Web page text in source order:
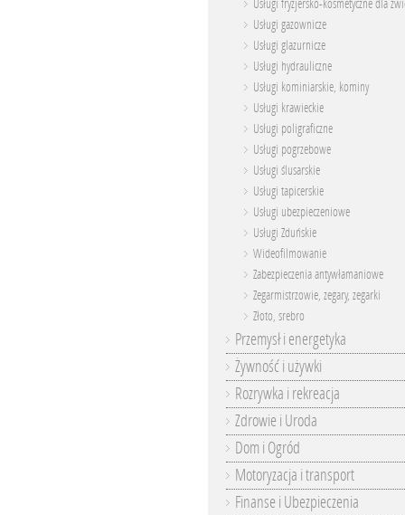
Usługi fryzjersko-kosmetyczne dla
Usługi gazownicze
Usługi glazurnicze
Usługi hydrauliczne
Usługi kominiarskie, kominy
Usługi krawieckie
Usługi poligraficzne
Usługi pogrzebowe
Usługi ślusarskie
Usługi tapicerskie
Usługi ubezpieczeniowe
Usługi Zduńskie
Wideofilmowanie
Zabezpieczenia antywłamaniowe
Zegarmistrzowie, zegary, zegarki
Złoto, srebro
Przemysł i energetyka
Żywność i używki
Rozrywka i rekreacja
Zdrowie i Uroda
Dom i Ogród
Motoryzacja i transport
Finanse i Ubezpieczenia